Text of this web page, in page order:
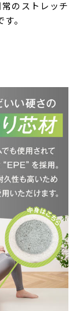
合成皮革
恐れがあるた
方は必ず専門
恐れがあるの
のストレッチ
。